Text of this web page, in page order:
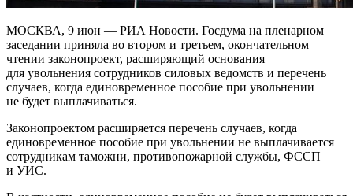
МОСКВА, 9 июн — РИА Новости. Госдума на пленарном
заседании приняла во втором и третьем, окончательном
чтении законопроект, расширяющий основания
для увольнения сотрудников силовых ведомств и перечень
случаев, когда единовременное пособие при увольнении
не будет выплачиваться.
Законопроектом расширяется перечень случаев, когда
единовременное пособие при увольнении не выплачивается
сотрудникам таможни, противопожарной службы, ФССП
и УИС.